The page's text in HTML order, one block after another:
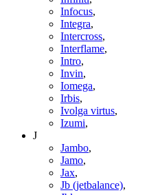
Infocus,
Integra,
Intercross,
Interflame,
Intro,
Invin,
Iomega,
Irbis,
Ivolga virtus,
Izumi,
J
Jambo,
Jamo,
Jax,
Jb (jetbalance),